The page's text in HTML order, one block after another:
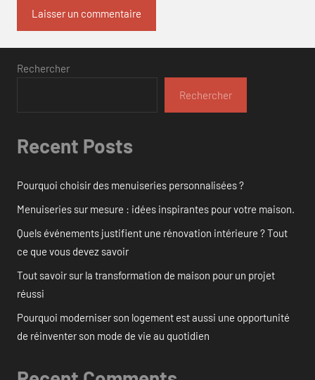
Rechercher
Rechercher
Recent Posts
Pourquoi choisir des menuiseries personnalisées ?
Menuiseries sur mesure : idées inspirantes pour votre maison.
Quels événements justifient une rénovation intérieure ? Tout
ce que vous devez savoir
Tout savoir sur la transformation de maison pour un projet
réussi
Pourquoi moderniser son logement est aussi une opportunité
de réinventer son mode de vie au quotidien